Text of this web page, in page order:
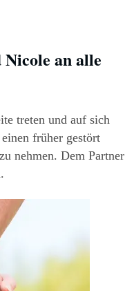
an alle
treten und auf sich
früher gestört
nehmen. Dem Partner